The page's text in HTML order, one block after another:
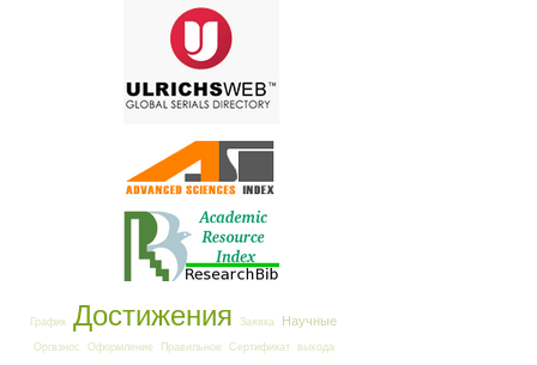
График Достижения Заявка Научные
Оргвзнос Оформление Правильное Сертификат выхода